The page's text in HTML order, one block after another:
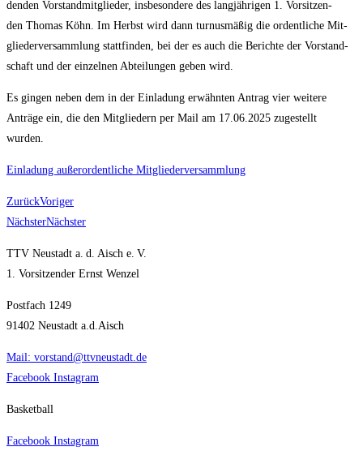
den­den Vor­stand­mit­glie­der, ins­be­son­de­re des lang­jäh­ri­gen 1. Vor­sit­zen­
den Tho­mas Köhn. Im Herbst wird dann tur­nus­mä­ßig die ordent­li­che Mit­
glie­der­ver­samm­lung statt­fin­den, bei der es auch die Berich­te der Vor­stand­
schaft und der ein­zel­nen Abtei­lun­gen geben wird.
Es gin­gen neben dem in der Ein­la­dung erwähn­ten Antrag vier wei­te­re
Anträ­ge ein, die den Mit­glie­dern per Mail am 17.06.2025 zuge­stellt
wurden.
Ein­la­dung außer­or­dent­li­che Mitgliederversammlung
ZurückVoriger
NächsterNächster
TTV Neustadt a. d. Aisch e. V.
1. Vorsitzender Ernst Wenzel
Postfach 1249
91402 Neustadt a.d.Aisch
Mail: vorstand@ttvneustadt.de
Facebook Instagram
Basketball
Facebook Instagram